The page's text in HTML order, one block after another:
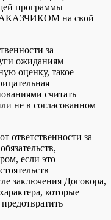
программы
на свой
за
ожиданиям
оценку, такое
считать
не в согласованном
за
если это
заключения Договора,
которые